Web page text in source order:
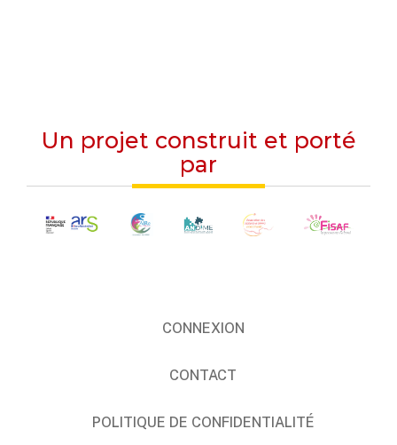
Un projet construit et porté
par
CONNEXION
CONTACT
POLITIQUE DE CONFIDENTIALITÉ